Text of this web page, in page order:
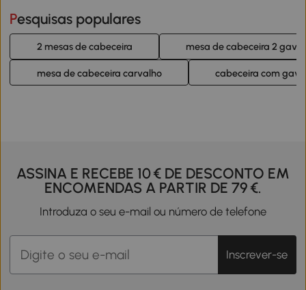
Pesquisas populares
2 mesas de cabeceira mesa de cabeceira 2
mesa de cabeceira carvalho cabeceira com
ASSINA E RECEBE 10 € DE DESCONTO EM
ENCOMENDAS A PARTIR DE 79 €.
Introduza o seu e-mail ou número de telefone
Inscrever-se